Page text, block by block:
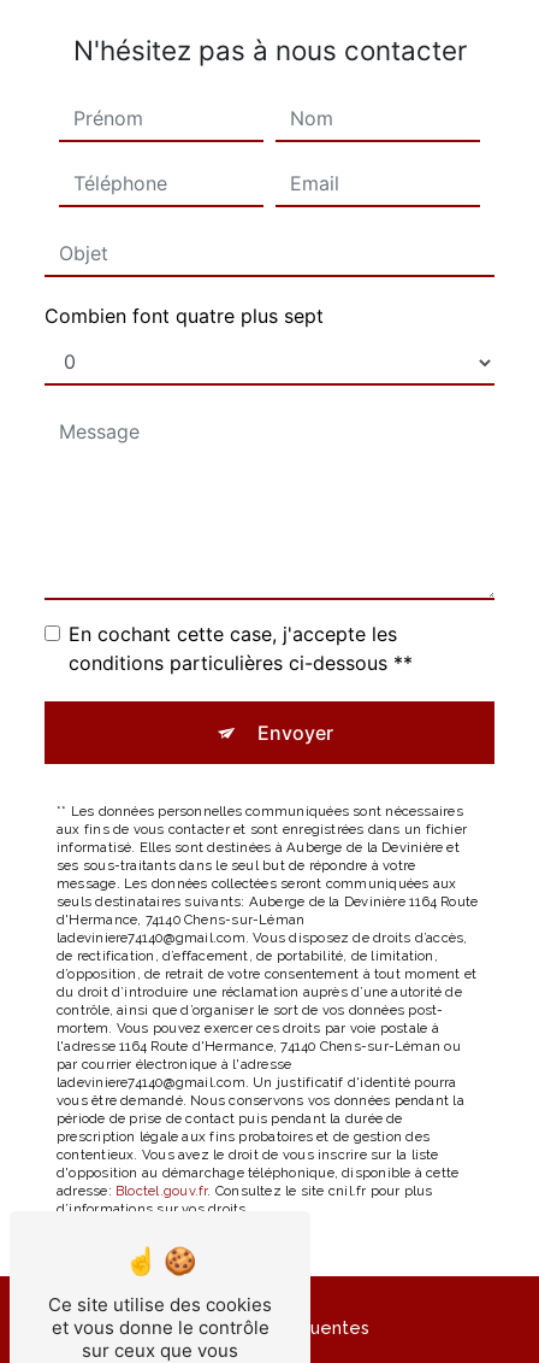
N'hésitez pas à nous contacter
Combien font quatre plus sept
En cochant cette case, j'accepte les
conditions particulières ci-dessous **
Envoyer
** Les données personnelles communiquées sont nécessaires
aux fins de vous contacter et sont enregistrées dans un fichier
informatisé. Elles sont destinées à Auberge de la Devinière et
ses sous-traitants dans le seul but de répondre à votre
message. Les données collectées seront communiquées aux
seuls destinataires suivants: Auberge de la Devinière 1164 Route
d'Hermance, 74140 Chens-sur-Léman
ladeviniere74140@gmail.com. Vous disposez de droits d’accès,
de rectification, d’effacement, de portabilité, de limitation,
d’opposition, de retrait de votre consentement à tout moment et
du droit d’introduire une réclamation auprès d’une autorité de
contrôle, ainsi que d’organiser le sort de vos données post-
mortem. Vous pouvez exercer ces droits par voie postale à
l'adresse 1164 Route d'Hermance, 74140 Chens-sur-Léman ou
par courrier électronique à l'adresse
ladeviniere74140@gmail.com. Un justificatif d'identité pourra
vous être demandé. Nous conservons vos données pendant la
période de prise de contact puis pendant la durée de
prescription légale aux fins probatoires et de gestion des
contentieux. Vous avez le droit de vous inscrire sur la liste
d'opposition au démarchage téléphonique, disponible à cette
adresse:
Bloctel.gouv.fr. Consultez le site cnil.fr pour plus
d’informations sur vos droits.
Recherches fréquentes
Ce site utilise des cookies
et vous donne le contrôle
sur ceux que vous